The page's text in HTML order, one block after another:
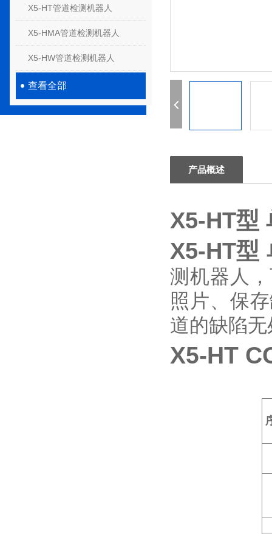
X5-HT管道检测机器人
X5-HMA管道检测机器人
X5-HW管道检测机器人
查看全部
产品概述
X5-HT型
X5-HT型
测机器人
照片、保
道的缺陷
X5-HT